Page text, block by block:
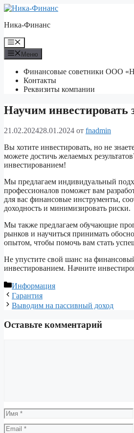
Перейти
содержимому
Ника-Финанс
Меню
Меню
Финансовые советники ООО
Контакты
Реквизиты компании
Научим инвестировать
21.02.202428.01.2024 от fnadmin
Вы хотите инвестировать, но не
можете достичь желаемых
инвестированием!
Мы предлагаем индивидуальный
профессионалов поможет вам
для вас финансовые инструменты,
доходность и минимизировать риски.
Мы также предлагаем обучающие
рынков и научиться принимать
опытом, чтобы помочь вам стать
Не упустите свой шанс на
инвестированием. Начните
Рубрики
Информация
Гарантия
Выводим на пассивный доход
Оставьте комментарий
Имя
Email